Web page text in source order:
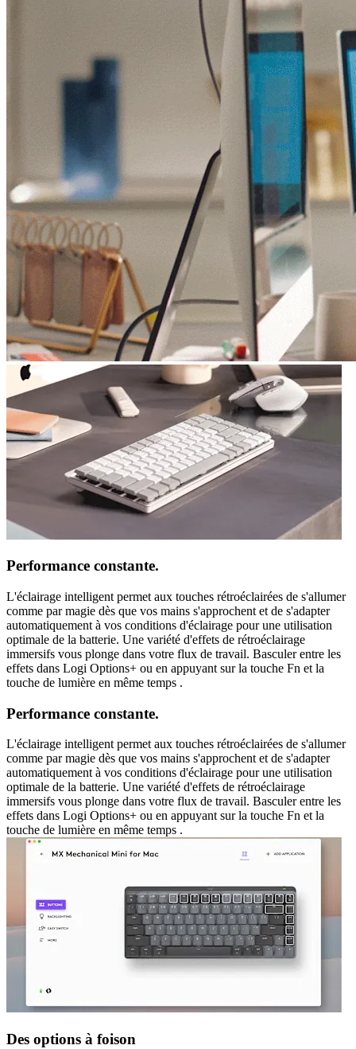
Performance constante.
L'éclairage intelligent permet aux touches rétroéclairées de s'allumer
comme par magie dès que vos mains s'approchent et de s'adapter
automatiquement à vos conditions d'éclairage pour une utilisation
optimale de la batterie. Une variété d'effets de rétroéclairage
immersifs vous plonge dans votre flux de travail. Basculer entre les
effets dans Logi Options+ ou en appuyant sur la touche Fn et la
touche de lumière en même temps .
Performance constante.
L'éclairage intelligent permet aux touches rétroéclairées de s'allumer
comme par magie dès que vos mains s'approchent et de s'adapter
automatiquement à vos conditions d'éclairage pour une utilisation
optimale de la batterie. Une variété d'effets de rétroéclairage
immersifs vous plonge dans votre flux de travail. Basculer entre les
effets dans Logi Options+ ou en appuyant sur la touche Fn et la
touche de lumière en même temps .
Des options à foison